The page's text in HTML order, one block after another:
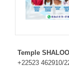
ACTIVITÉS
Temple
+22523 462910/